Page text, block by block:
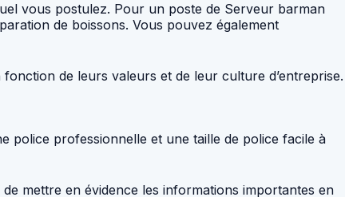
vous postulez. Pour un poste de Serveur barman
de boissons. Vous pouvez également
de leurs valeurs et de leur culture d’entreprise.
police professionnelle et une taille de police facile à
mettre en évidence les informations importantes en